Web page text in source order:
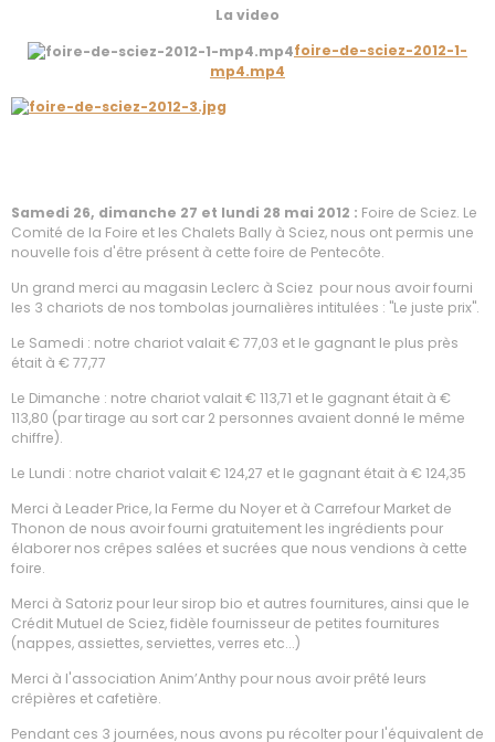
La video
foire-de-sciez-2012-1-
mp4.mp4
Samedi 26, dimanche 27 et lundi 28 mai 2012 : Foire de Sciez. Le
Comité de la Foire et les Chalets Bally à Sciez, nous ont permis une
nouvelle fois d'être présent à cette foire de Pentecôte.
Un grand merci au magasin Leclerc à Sciez pour nous avoir fourni
les 3 chariots de nos tombolas journalières intitulées : "Le juste prix".
Le Samedi : notre chariot valait € 77,03 et le gagnant le plus près
était à € 77,77
Le Dimanche : notre chariot valait € 113,71 et le gagnant était à €
113,80 (par tirage au sort car 2 personnes avaient donné le même
chiffre).
Le Lundi : notre chariot valait € 124,27 et le gagnant était à € 124,35
Merci à Leader Price, la Ferme du Noyer et à Carrefour Market de
Thonon de nous avoir fourni gratuitement les ingrédients pour
élaborer nos crêpes salées et sucrées que nous vendions à cette
foire.
Merci à Satoriz pour leur sirop bio et autres fournitures, ainsi que le
Crédit Mutuel de Sciez, fidèle fournisseur de petites fournitures
(nappes, assiettes, serviettes, verres etc...)
Merci à l'association Anim’Anthy pour nous avoir prêté leurs
crêpières et cafetière.
Pendant ces 3 journées, nous avons pu récolter pour l'équivalent de